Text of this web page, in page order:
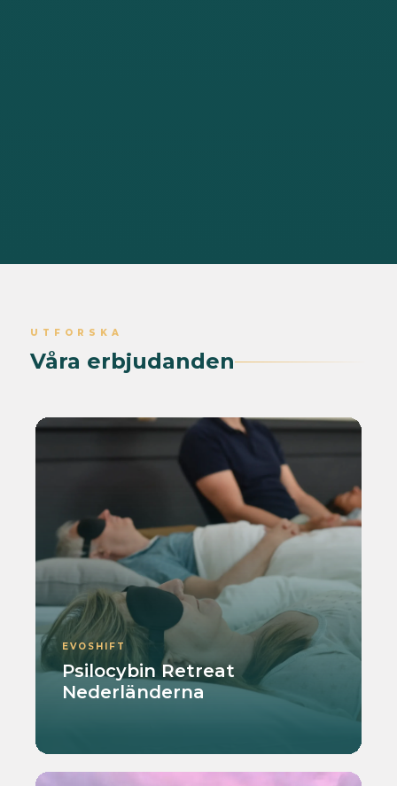
UTFORSKA
Våra erbjudanden
EVOSHIFT
Psilocybin Retreat
Nederländerna